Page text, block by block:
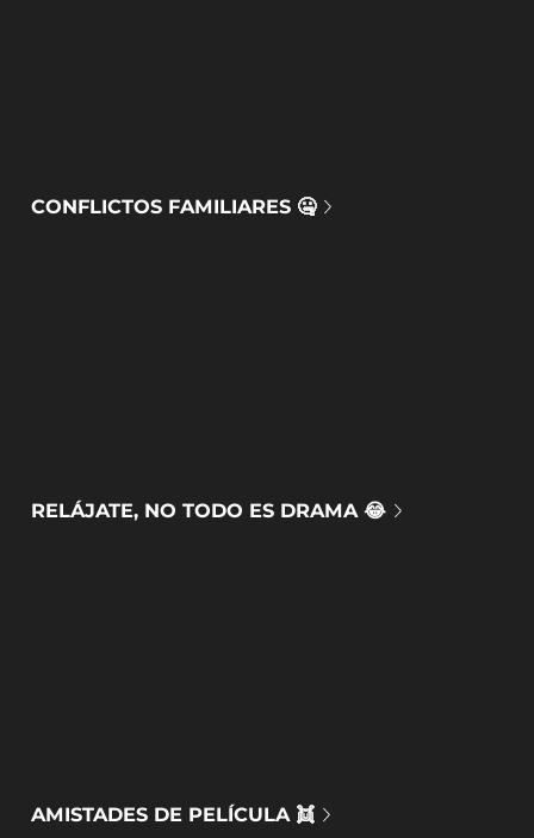
CONFLICTOS FAMILIARES 🤐
RELÁJATE, NO TODO ES DRAMA 😂
AMISTADES DE PELÍCULA 👯